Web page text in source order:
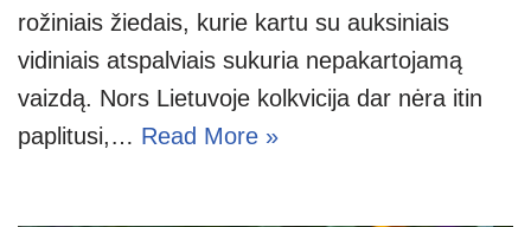
rožiniais žiedais, kurie kartu su auksiniais
vidiniais atspalviais sukuria nepakartojamą
vaizdą. Nors Lietuvoje kolkvicija dar nėra itin
paplitusi,… Read More »